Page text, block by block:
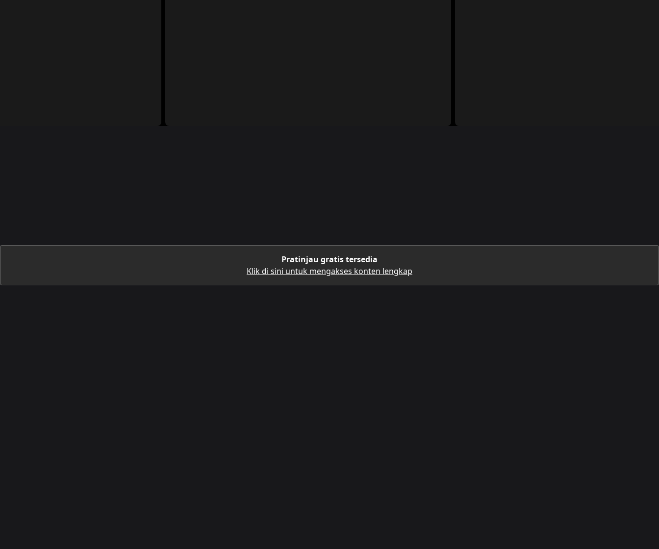
Pratinjau gratis tersedia
Klik di sini untuk mengakses konten lengkap